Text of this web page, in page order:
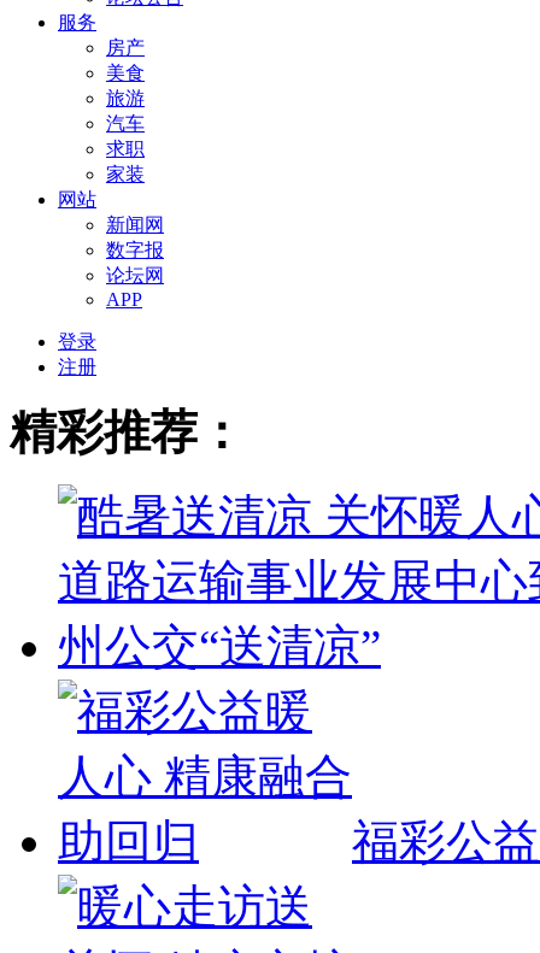
服务
房产
美食
旅游
汽车
求职
家装
网站
新闻网
数字报
论坛网
APP
登录
注册
精彩推荐：
福彩公